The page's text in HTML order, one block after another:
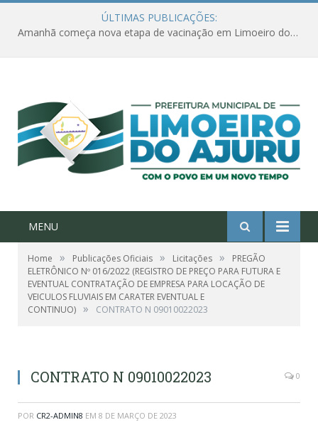
ÚLTIMAS PUBLICAÇÕES:
Amanhã começa nova etapa de vacinação em Limoeiro do Ajuru para idosos com 65 ou mais
MENU
Home » Publicações Oficiais » Licitações »
PREGÃO
ELETRÔNICO Nº 016/2022 (REGISTRO DE PREÇO PARA FUTURA E
EVENTUAL CONTRATAÇÃO DE EMPRESA PARA LOCAÇÃO DE
VEICULOS FLUVIAIS EM CARATER EVENTUAL E
CONTINUO) » CONTRATO N 09010022023
CONTRATO N 09010022023 0
POR CR2-ADMIN8 EM 8 DE MARÇO DE 2023